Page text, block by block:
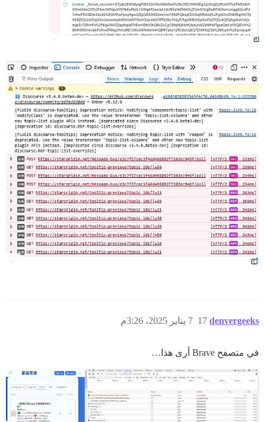
denvergeeks 7 يناير 2025، 3:26م 17
في متصفح Brave أرى هذا…